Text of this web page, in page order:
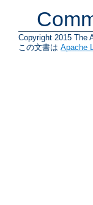
Copyright 2015 The
この文書は Apache